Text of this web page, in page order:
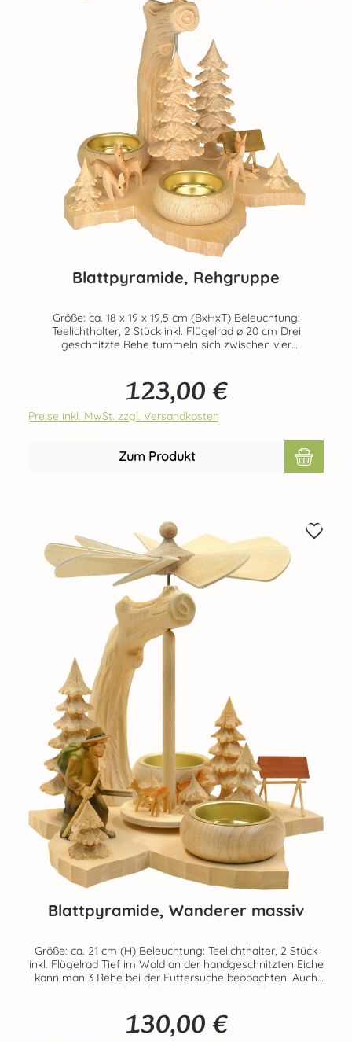
Blattpyramide, Rehgruppe
Größe: ca. 18 x 19 x 19,5 cm (BxHxT) Beleuchtung:
Teelichthalter, 2 Stück inkl. Flügelrad ø 20 cm Drei
geschnitzte Rehe tummeln sich zwischen vier
geschnitzten Bäumen. Die große drehende Tanne bildet
besonderer Blickfang ist der geschnitzte Baumstumpf.
Angetrieben wird die Pyramide durch zwei angezündete
Teelichter, die in die vorgesehenen
Massivholzteelichthalter platziert werden. Teelichter nicht
im Set enthalten! Bestellbar unter der Art-Nr. 70426-40-
in Germany - 100% original Erzgebirge
Regulärer Preis:
123,00 €
Preise inkl. MwSt. zzgl. Versandkosten
Zum Produkt
Blattpyramide, Wanderer massiv
Größe: ca. 21 cm (H) Beleuchtung: Teelichthalter, 2 Stück
inkl. Flügelrad Tief im Wald an der handgeschnitzten Eiche
kann man 3 Rehe bei der Futtersuche beobachten. Auch
der Jäger hat sich auf den Weg gemacht. Alle Figuren
Pyramide durch zwei angezündete Teelichter, die in die
vorgesehenen Massivholzteelichthalter gesetzt werden.
Regulärer Preis:
130,00 €